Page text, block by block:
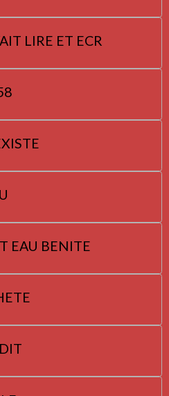
LIRE ET ECR
EAU BENITE